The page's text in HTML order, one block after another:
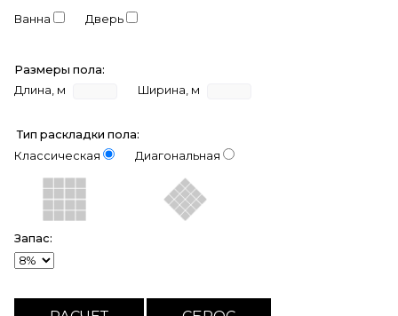
Ванна Дверь
Размеры пола:
Длина, м
Ширина, м
Тип раскладки пола:
Классическая
Диагональная
Запас: